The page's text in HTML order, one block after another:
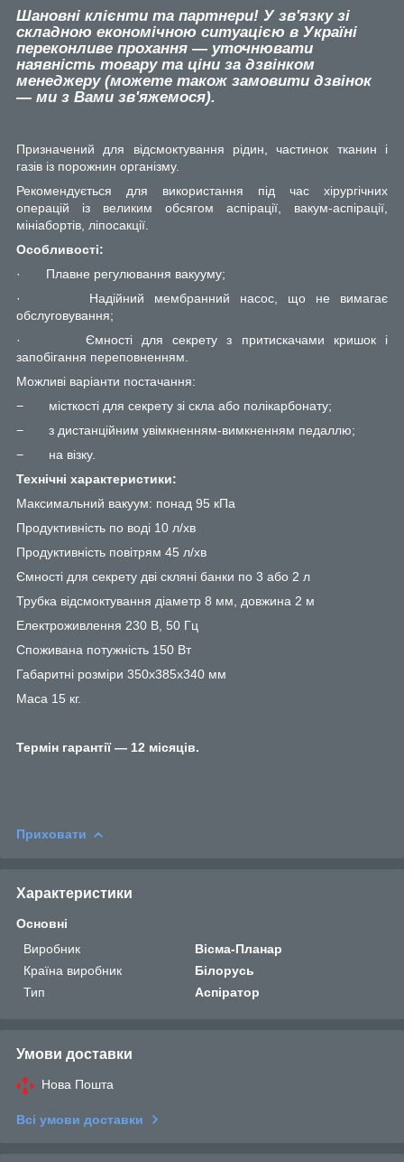
Шановні клієнти та партнери! У зв'язку зі
складною економічною ситуацією в Україні
переконливе прохання — уточнювати
наявність товару та ціни за дзвінком
менеджеру (можете також замовити дзвінок
— ми з Вами зв'яжемося).
Призначений для відсмоктування рідин, частинок тканин і
газів із порожнин організму.
Рекомендується для використання під час хірургічних
операцій із великим обсягом аспірації, вакум-аспірації,
мініабортів, ліпосакції.
Особливості:
·
Плавне регулювання вакууму;
·
Надійний мембранний насос, що не вимагає
обслуговування;
·
Ємності для секрету з притискачами кришок і
запобігання переповненням
Можливі варіанти постачання:
−
місткості для секрету зі скла або полікарбонату;
−
з дистанційним увімкненням-вимкненням педаллю;
−
на візку.
Технічні характеристики:
Максимальний вакуум: понад 95 кПа
Продуктивність по воді 10 л/хв
Продуктивність повітрям 45 л/хв
Ємності для секрету дві скляні банки по 3 або 2 л
Трубка відсмоктування діаметр 8 мм, довжина 2 м
Електроживлення 230 В, 50 Гц
Споживана потужність 150 Вт
Габаритні розміри 350х385х340 мм
Маса 15 кг.
Термін гарантії — 12 місяців.
Приховати
Характеристики
Основні
Виробник
Вісма-Планар
Країна виробник
Білорусь
Тип
Аспіратор
Умови доставки
Нова Пошта
Всі умови доставки